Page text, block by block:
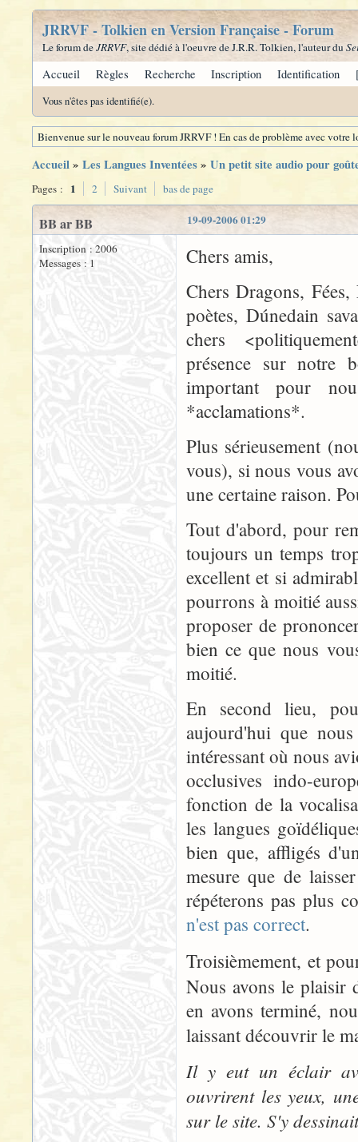
JRRVF - Tolkien en Version Française - Forum
Le forum deJRRVF, site dédié à l'oeuvre de J.R.R. Tolkien, l'auteur du
Accueil Règles Recherche Inscription Identification
Vous n'êtes pas identifié(e).
Bienvenue sur le nouveau forum JRRVF ! En cas de problème avec
Accueil» Les Langues Inventées» Un petit site audio pour
Pages : 1 2 Suivant bas de page
19-09-2006 01:29
BB ar BB
Inscription : 2006
Messages : 1
Chers amis,
Chers Dragons,
poètes, Dúnedain
chers
présence sur notre
important pour
*acclamations*.
Plus sérieusement
vous), si nous vous
une certaine raison.
Tout d'abord, pour
toujours un temps
excellent et si
pourrons à moitié
proposer de
bien ce que nous
moitié.
En second lieu,
aujourd'hui que
intéressant où nous
occlusives indo-
fonction de la
les langues
bien que, affligés
mesure que de
répéterons pas plus
n'est pas correct.
Troisièmement, et
Nous avons le plaisir
en avons terminé,
laissant découvrir le
Il y eut un éclair
ouvrirent les yeux,
sur le site. S'y